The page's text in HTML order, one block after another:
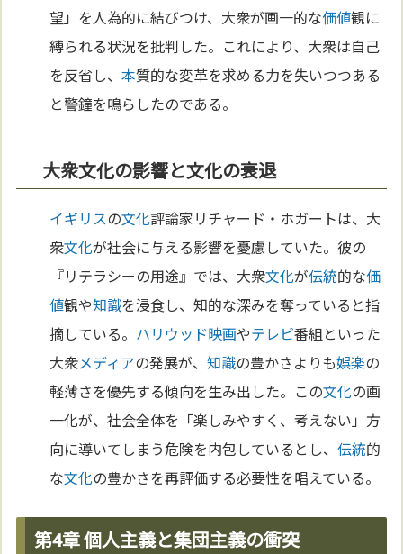
望」を人為的に結びつけ、大衆が画一的な価値観に
縛られる状況を批判した。これにより、大衆は自己
を反省し、本質的な変革を求める力を失いつつある
と警鐘を鳴らしたのである。
大衆文化の影響と文化の衰退
イギリスの文化評論家リチャード・ホガートは、大
衆文化が社会に与える影響を憂慮していた。彼の
『リテラシーの用途』では、大衆文化が伝統的な価
値観や知識を浸食し、知的な深みを奪っていると指
摘している。 ハリウッド映画やテレビ番組といった
大衆メディアの発展が、知識の豊かさよりも娯楽の
軽薄さを優先する傾向を生み出した。この文化の画
一化が、社会全体を「楽しみやすく、考えない」方
向に導いてしまう危険を内包しているとし、伝統的
な文化の豊かさを再評価する必要性を唱えている。
第4章 個人主義と集団主義の衝突